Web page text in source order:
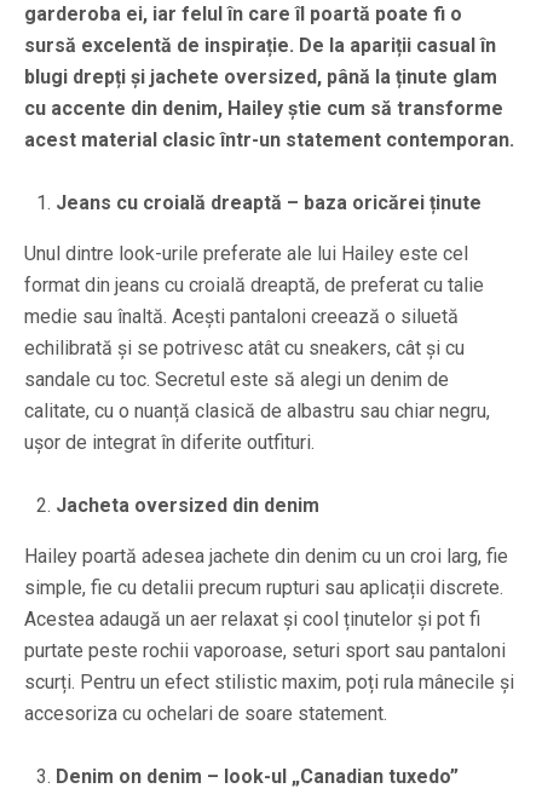
garderoba ei, iar felul în care îl poartă poate fi o
sursă excelentă de inspirație. De la apariții casual în
blugi drepți și jachete oversized, până la ținute glam
cu accente din denim, Hailey știe cum să transforme
acest material clasic într-un statement contemporan.
Jeans cu croială dreaptă – baza oricărei ținute
Unul dintre look-urile preferate ale lui Hailey este cel
format din jeans cu croială dreaptă, de preferat cu talie
medie sau înaltă. Acești pantaloni creează o siluetă
echilibrată și se potrivesc atât cu sneakers, cât și cu
sandale cu toc. Secretul este să alegi un denim de
calitate, cu o nuanță clasică de albastru sau chiar negru,
ușor de integrat în diferite outfituri.
Jacheta oversized din denim
Hailey poartă adesea jachete din denim cu un croi larg, fie
simple, fie cu detalii precum rupturi sau aplicații discrete.
Acestea adaugă un aer relaxat și cool ținutelor și pot fi
purtate peste rochii vaporoase, seturi sport sau pantaloni
scurți. Pentru un efect stilistic maxim, poți rula mânecile și
accesoriza cu ochelari de soare statement.
Denim on denim – look-ul „Canadian tuxedo”